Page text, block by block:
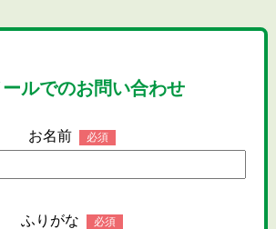
ールでのお問い合わせ
お名前 必須
ふりがな 必須